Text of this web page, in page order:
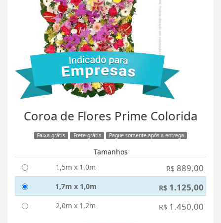
Coroa de Flores Prime Colorida
Faixa grátis Frete grátis Pague somente após a entrega
Tamanhos
1,5m x 1,0m
R$ 889,00
1,7m x 1,0m R$ 1.125,00
2,0m x 1,2m R$ 1.450,00